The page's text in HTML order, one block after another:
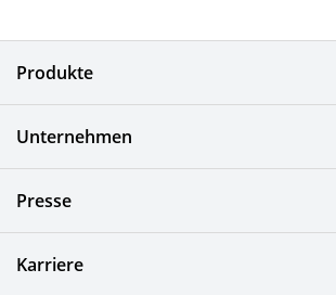
Elektronische Komponenten & Geräte
Optische Komponenten
Photovoltaiksysteme
Produkte
Unternehmen
Presse
Karriere